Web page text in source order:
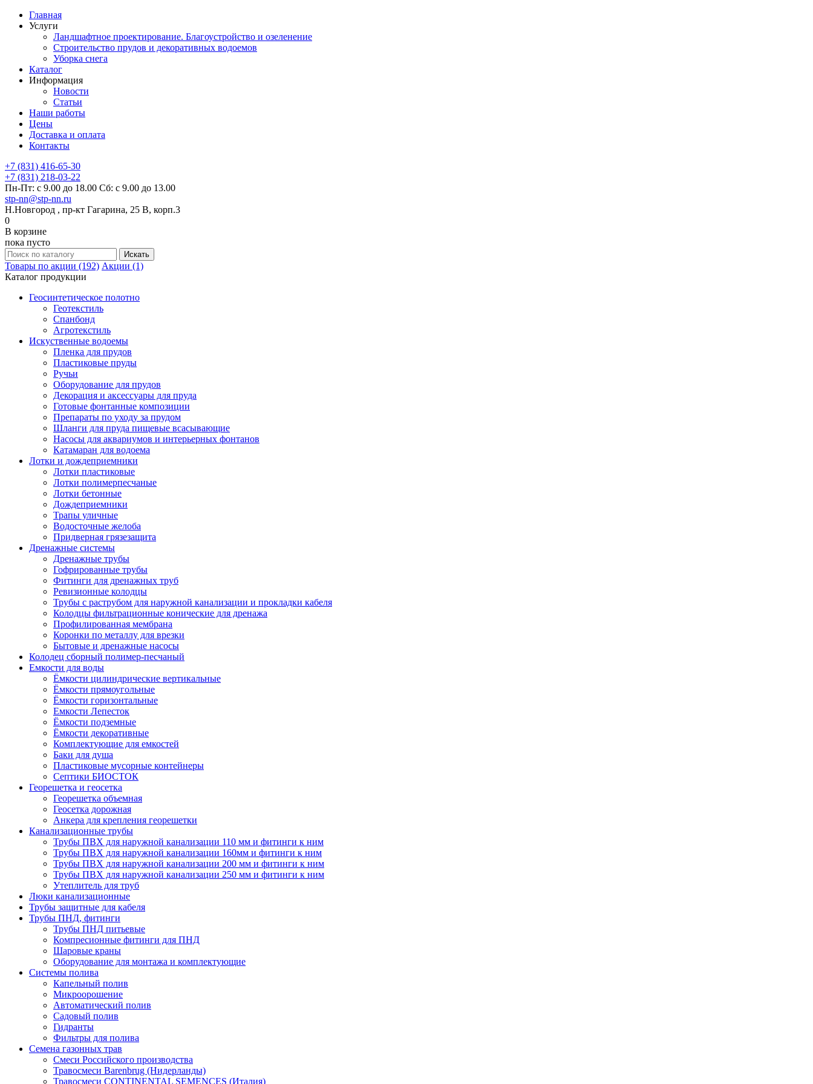
Главная
Услуги
Ландшафтное проектирование. Благоустройство и озеленение
Строительство прудов и декоративных водоемов
Уборка снега
Каталог
Информация
Новости
Статьи
Наши работы
Цены
Доставка и оплата
Контакты
+7 (831) 416-65-30
+7 (831) 218-03-22
Пн-Пт: с 9.00 до 18.00 Сб: с 9.00 до 13.00
stp-nn@stp-nn.ru
Н.Новгород , пр-кт Гагарина, 25 В, корп.3
0
В корзине
пока пусто
Товары по акции (192) Акции (1)
Каталог продукции
Геосинтетическое полотно
Геотекстиль
Спанбонд
Агротекстиль
Искуственные водоемы
Пленка для прудов
Пластиковые пруды
Ручьи
Оборудование для прудов
Декорация и аксессуары для пруда
Готовые фонтанные композиции
Препараты по уходу за прудом
Шланги для пруда пищевые всасывающие
Насосы для аквариумов и интерьерных фонтанов
Катамаран для водоема
Лотки и дождеприемники
Лотки пластиковые
Лотки полимерпесчаные
Лотки бетонные
Дождеприемники
Трапы уличные
Водосточные желоба
Придверная грязезащита
Дренажные системы
Дренажные трубы
Гофрированные трубы
Фитинги для дренажных труб
Ревизионные колодцы
Трубы с раструбом для наружной канализации и прокладки кабеля
Колодцы фильтрационные конические для дренажа
Профилированная мембрана
Коронки по металлу для врезки
Бытовые и дренажные насосы
Колодец сборный полимер-песчаный
Емкости для воды
Ёмкости цилиндрические вертикальные
Ёмкости прямоугольные
Ёмкости горизонтальные
Емкости Лепесток
Ёмкости подземные
Ёмкости декоративные
Комплектующие для емкостей
Баки для душа
Пластиковые мусорные контейнеры
Септики БИОСТОК
Георешетка и геосетка
Георешетка объемная
Геосетка дорожная
Анкера для крепления георешетки
Канализационные трубы
Трубы ПВХ для наружной канализации 110 мм и фитинги к ним
Трубы ПВХ для наружной канализации 160мм и фитинги к ним
Трубы ПВХ для наружной канализации 200 мм и фитинги к ним
Трубы ПВХ для наружной канализации 250 мм и фитинги к ним
Утеплитель для труб
Люки канализационные
Трубы защитные для кабеля
Трубы ПНД, фитинги
Трубы ПНД питьевые
Компресионные фитинги для ПНД
Шаровые краны
Оборудование для монтажа и комплектующие
Системы полива
Капельный полив
Микроорошение
Автоматический полив
Садовый полив
Гидранты
Фильтры для полива
Семена газонных трав
Смеси Российского производства
Травосмеси Barenbrug (Нидерланды)
Травосмеси CONTINENTAL SEMENCES (Италия)